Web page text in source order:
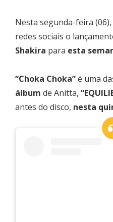
Nesta segunda-feira (06),
redes sociais o
Shakira para esta
“Choka Choka”é uma
álbum de Anitta,
antes do disco, nesta